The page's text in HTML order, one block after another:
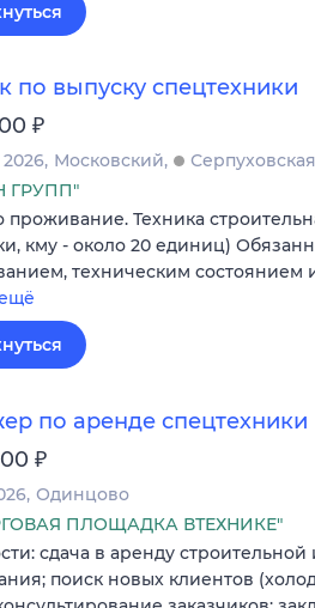
по выпуску спецтехники
₽
2026 Московский
Серпуховская
ГРУПП"
Техника
кму - около 20 единиц)
техническим состоянием
по аренде спецтехники
₽
Одинцово
ПЛОЩАДКА ВТЕХНИКЕ"
сдача в аренду
поиск новых клиентов